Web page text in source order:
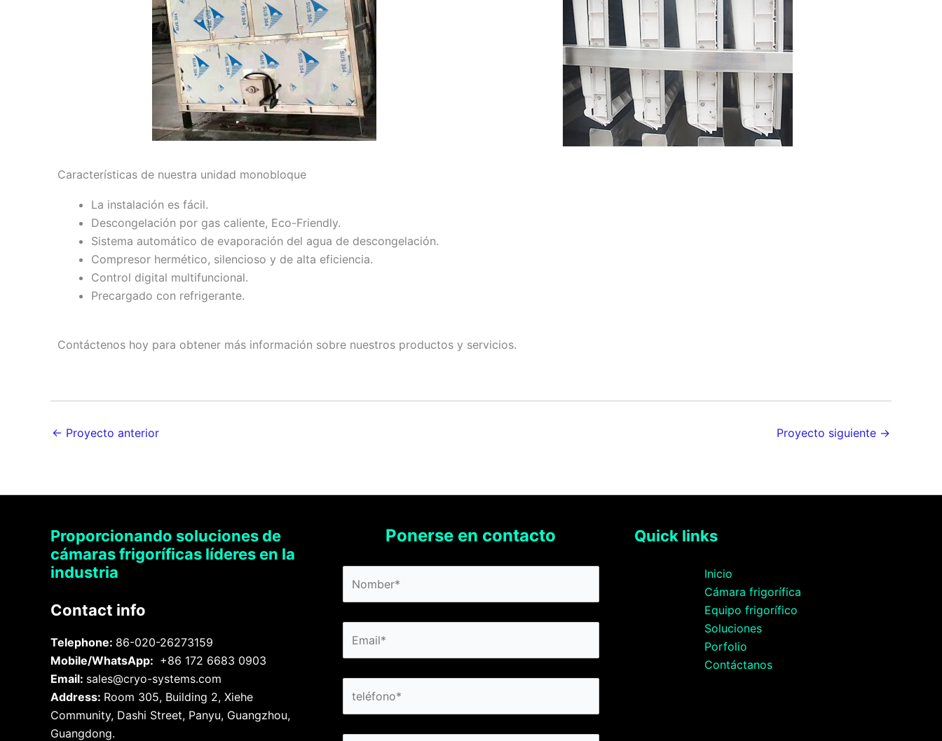
Características de nuestra unidad monobloque
La instalación es fácil.
Descongelación por gas caliente, Eco-Friendly.
Sistema automático de evaporación del agua de descongelación.
Compresor hermético, silencioso y de alta eficiencia.
Control digital multifuncional.
Precargado con refrigerante.
Contáctenos hoy para obtener más información sobre nuestros productos y servicios.
← Proyecto anterior Proyecto siguiente →
Proporcionando soluciones de
cámaras frigoríficas líderes en la
industria
Contact info
Telephone: 86-020-26273159
Mobile/WhatsApp: +86 172 6683 0903
Email: sales@cryo-systems.com
Address: Room 305, Building 2, Xiehe
Community, Dashi Street, Panyu, Guangzhou,
Guangdong.
Ponerse en contacto Quick links
Inicio
Cámara frigorífica
Equipo frigorífico
Soluciones
Porfolio
Contáctanos